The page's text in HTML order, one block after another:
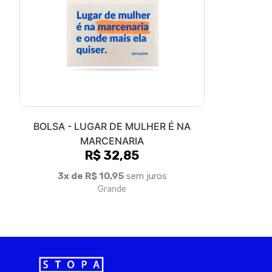
BOLSA - LUGAR DE MULHER É NA
MARCENARIA
R$ 32,85
3x de R$ 10,95sem juros
Grande